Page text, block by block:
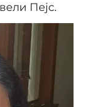
Пејс.